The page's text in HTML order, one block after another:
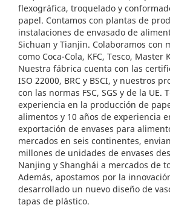
flexográfica, troquelado y
papel. Contamos con plantas de
instalaciones de envasado de
Sichuan y Tianjin. Colaboramos con
como Coca-Cola, KFC, Tesco, Master
Nuestra fábrica cuenta con las
ISO 22000, BRC y BSCI, y nuestros
con las normas FSC, SGS y de la UE.
experiencia en la producción de
alimentos y 10 años de experiencia
exportación de envases para
mercados en seis continentes,
millones de unidades de envases
Nanjing y Shanghái a mercados de
Además, apostamos por la
desarrollado un nuevo diseño de
tapas de plástico.